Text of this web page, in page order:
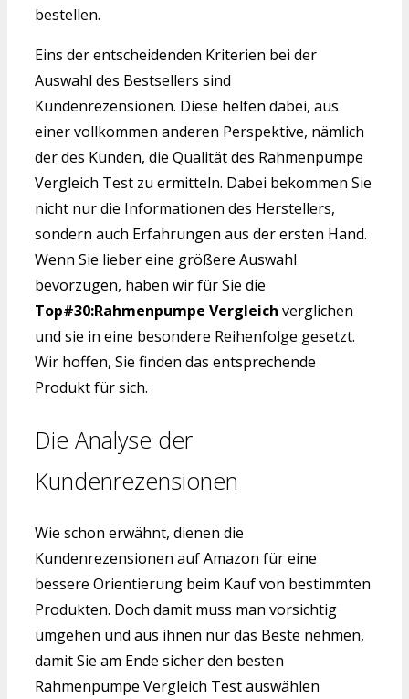
bestellen.
Eins der entscheidenden Kriterien bei der
Auswahl des Bestsellers sind
Kundenrezensionen. Diese helfen dabei, aus
einer vollkommen anderen Perspektive, nämlich
der des Kunden, die Qualität des Rahmenpumpe
Vergleich Test zu ermitteln. Dabei bekommen Sie
nicht nur die Informationen des Herstellers,
sondern auch Erfahrungen aus der ersten Hand.
Wenn Sie lieber eine größere Auswahl
bevorzugen, haben wir für Sie die
Top#30:Rahmenpumpe Vergleich verglichen
und sie in eine besondere Reihenfolge gesetzt.
Wir hoffen, Sie finden das entsprechende
Produkt für sich.
Die Analyse der
Kundenrezensionen
Wie schon erwähnt, dienen die
Kundenrezensionen auf Amazon für eine
bessere Orientierung beim Kauf von bestimmten
Produkten. Doch damit muss man vorsichtig
umgehen und aus ihnen nur das Beste nehmen,
damit Sie am Ende sicher den besten
Rahmenpumpe Vergleich Test auswählen